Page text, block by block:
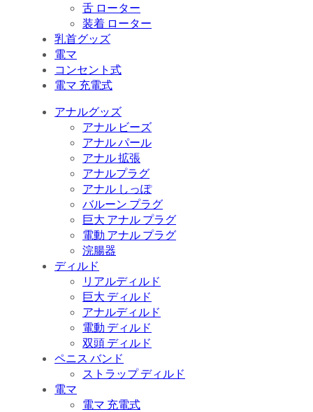
舌 ローター
装着 ローター
乳首グッズ
電マ
コンセント式
電マ 充電式
アナルグッズ
アナル ビーズ
アナル パール
アナル 拡張
アナルプラグ
アナル しっぽ
バルーン プラグ
巨大 アナル プラグ
電動 アナル プラグ
浣腸器
ディルド
リアルディルド
巨大 ディルド
アナルディルド
電動 ディルド
双頭 ディルド
ペニス バンド
ストラップ ディルド
電マ
電マ 充電式